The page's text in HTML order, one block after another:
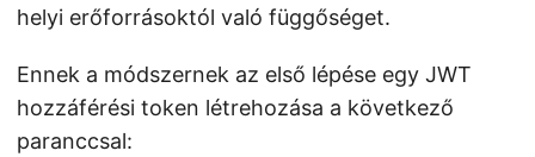
helyi erőforrásoktól való függőséget.
Ennek a módszernek az első lépése egy JWT
hozzáférési token létrehozása a következő
paranccsal: